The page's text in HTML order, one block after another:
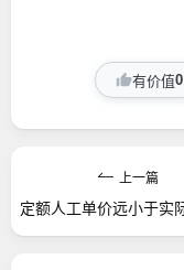
有价值0
上一篇